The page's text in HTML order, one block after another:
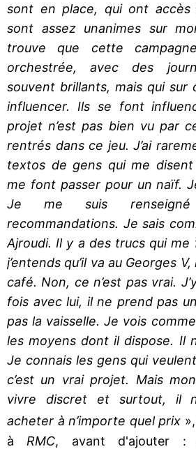
sont en place, qui ont
sont assez unanimes sur
trouve que cette
orchestrée, avec des
souvent brillants, mais qui
influencer. Ils se font
projet n’est pas bien vu par
rentrés dans ce jeu. J’ai
textos de gens qui me
me font passer pour un naïf.
Je me suis
recommandations. Je sais
Ajroudi. Il y a des trucs qui
j’entends qu’il va au Georges
café. Non, ce n’est pas vrai.
fois avec lui, il ne prend pas
pas la vaisselle. Je vois
les moyens dont il dispose. Il
Je connais les gens qui
c’est un vrai projet. Mais
vivre discret et surtout, il
acheter à n’importe quel prix
à RMC, avant d'ajouter :